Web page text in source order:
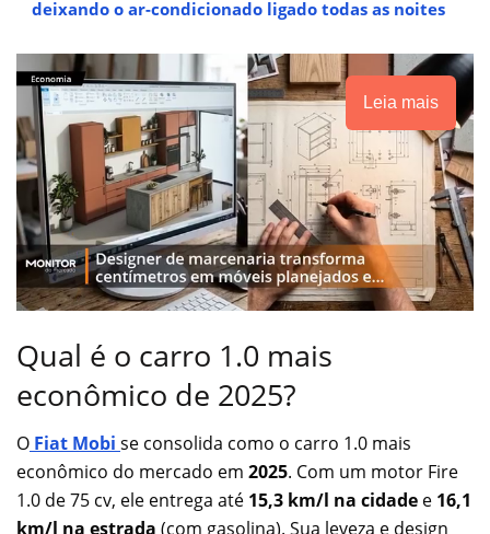
deixando o ar-condicionado ligado todas as noites
Leia mais
Qual é o carro 1.0 mais
econômico de 2025?
O Fiat Mobi se consolida como o carro 1.0 mais
econômico do mercado em 2025. Com um motor Fire
1.0 de 75 cv, ele entrega até 15,3 km/l na cidade e 16,1
km/l na estrada (com gasolina). Sua leveza e design